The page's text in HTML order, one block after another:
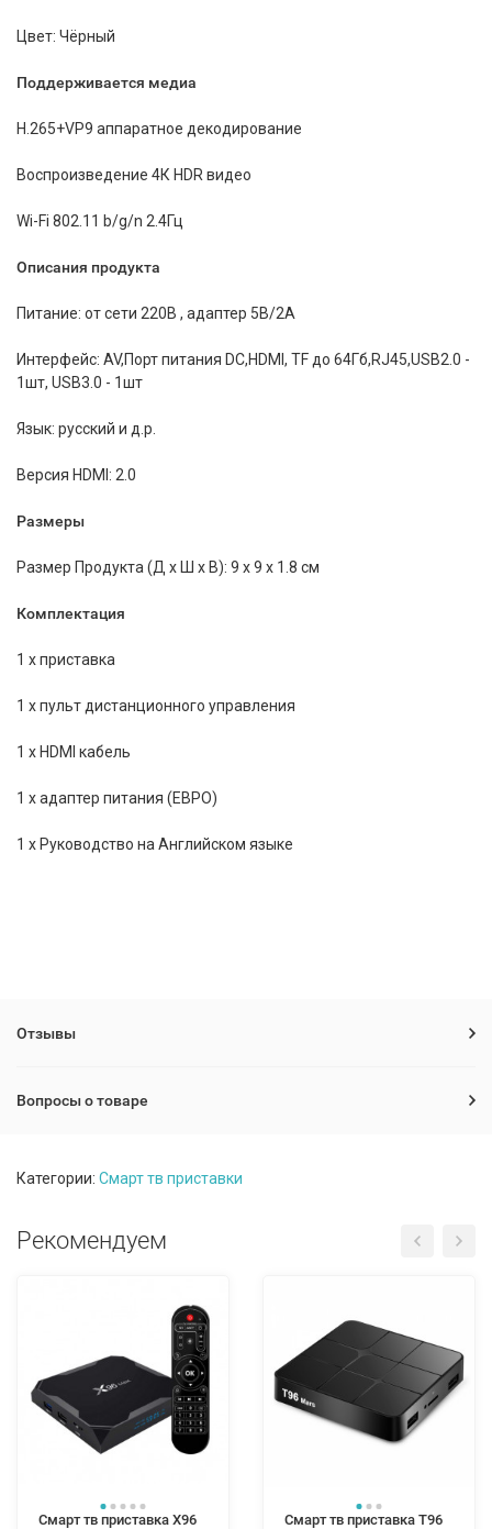
Цвет: Чёрный
Поддерживается медиа
H.265+VP9 аппаратное декодирование
Воспроизведение 4К HDR видео
Wi-Fi 802.11 b/g/n 2.4Гц
Описания продукта
Питание: от сети 220В , адаптер 5В/2А
Интерфейс: AV,Порт питания DC,HDMI, TF до 64Гб,RJ45,USB2.0 -
1шт, USB3.0 - 1шт
Язык: русский и д.р.
Версия HDMI: 2.0
Размеры
Размер Продукта (Д х Ш х В): 9 x 9 x 1.8 см
Комплектация
1 х приставка
1 х пульт дистанционного управления
1 х HDMI кабель
1 х адаптер питания (ЕВРО)
1 х Руководство на Английском языке
Отзывы
Вопросы о товаре
Категории: Смарт тв приставки
Рекомендуем
Смарт тв приставка X96
Смарт тв приставка T96